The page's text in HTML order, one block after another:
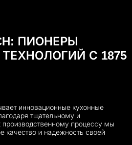
ПИОНЕРЫ
С 1875
инновационные кухонные
тщательному и
производственному процессу мы
качество и надежность своей